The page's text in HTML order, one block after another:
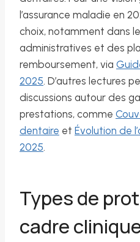
l’assurance maladie en
choix, notamment dans
administratives et des
remboursement, via
2025 . D’autres lectures
discussions autour des
prestations, comme
dentaire et Évolution de
2025
Types de
cadre